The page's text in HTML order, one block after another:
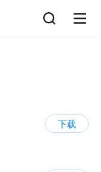
下载